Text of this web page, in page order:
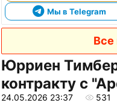
Мы в Telegram
Все
Юрриен
контракту с
24.05.2026 23:37 531